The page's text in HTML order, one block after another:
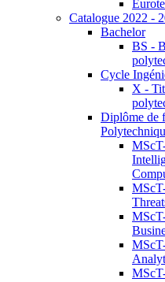
Catalogue 2022 -
Bachelor
BS -
Cycle
X -
Diplôme de